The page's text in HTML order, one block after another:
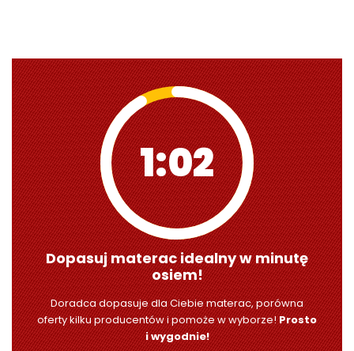
1:00
Dopasuj materac idealny w minutę
osiem!
Doradca dopasuje dla Ciebie materac, porówna
oferty kilku producentów i pomoże w wyborze!Prosto
i wygodnie!